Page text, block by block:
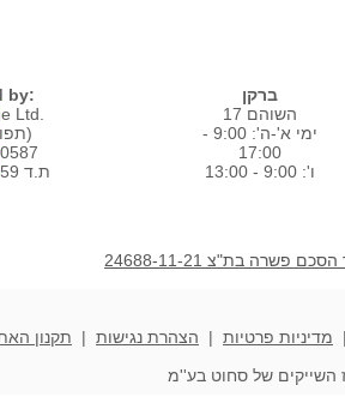
by:
Ltd.
(תפוז טרי בע"מ)
ת.ד 1859 רמת השרון
ברקן
השוהם 17
ימי א'-ה': 9:00 -
17:00
ו': 9:00 - 13:00
פשרה בת"צ 24688-11-21
מדיניות פרטיות | הצהרת נגישות | תקנון
השייקים של סחוט בע''מ